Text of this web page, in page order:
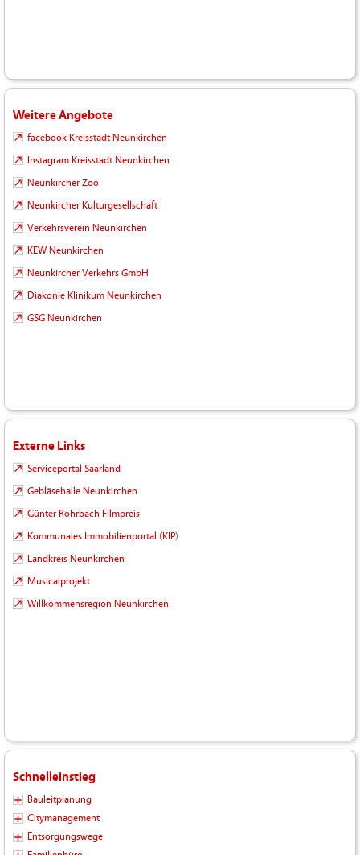
Weitere Angebote
facebook Kreisstadt Neunkirchen
Instagram Kreisstadt Neunkirchen
Neunkircher Zoo
Neunkircher Kulturgesellschaft
Verkehrsverein Neunkirchen
KEW Neunkirchen
Neunkircher Verkehrs GmbH
Diakonie Klinikum Neunkirchen
GSG Neunkirchen
Externe Links
Serviceportal Saarland
Gebläsehalle Neunkirchen
Günter Rohrbach Filmpreis
Kommunales Immobilienportal (KIP)
Landkreis Neunkirchen
Musicalprojekt
Willkommensregion Neunkirchen
Schnelleinstieg
Bauleitplanung
Citymanagement
Entsorgungswege